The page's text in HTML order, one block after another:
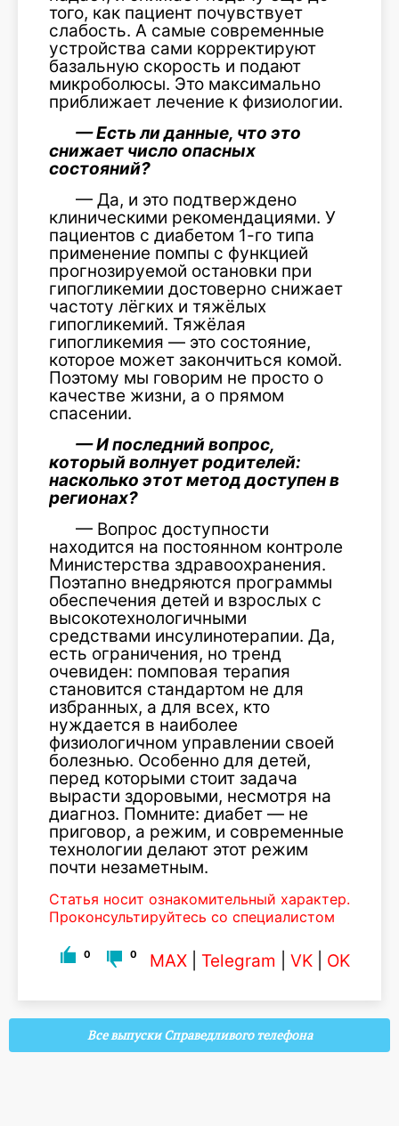
того, как пациент почувствует
слабость. А самые современные
устройства сами корректируют
базальную скорость и подают
микроболюсы. Это максимально
приближает лечение к физиологии.
— Есть ли данные, что это
снижает число опасных
состояний?
— Да, и это подтверждено
клиническими рекомендациями. У
пациентов с диабетом 1-го типа
применение помпы с функцией
прогнозируемой остановки при
гипогликемии достоверно снижает
частоту лёгких и тяжёлых
гипогликемий. Тяжёлая
гипогликемия — это состояние,
которое может закончиться комой.
Поэтому мы говорим не просто о
качестве жизни, а о прямом
спасении.
— И последний вопрос,
который волнует родителей:
насколько этот метод доступен в
регионах?
— Вопрос доступности
находится на постоянном контроле
Министерства здравоохранения.
Поэтапно внедряются программы
обеспечения детей и взрослых с
высокотехнологичными
средствами инсулинотерапии. Да,
есть ограничения, но тренд
очевиден: помповая терапия
становится стандартом не для
избранных, а для всех, кто
нуждается в наиболее
физиологичном управлении своей
болезнью. Особенно для детей,
перед которыми стоит задача
вырасти здоровыми, несмотря на
диагноз. Помните: диабет — не
приговор, а режим, и современные
технологии делают этот режим
почти незаметным.
Статья носит ознакомительный характер.
Проконсультируйтесь со специалистом
0 0 MAX Telegram VK OK
Все выпуски Справедливого телефона